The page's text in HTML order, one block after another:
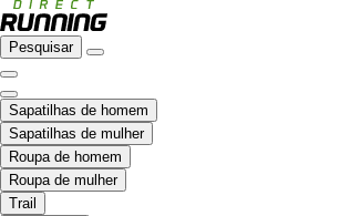
Pesquisar
Sapatilhas de homem
Sapatilhas de mulher
Roupa de homem
Roupa de mulher
Trail